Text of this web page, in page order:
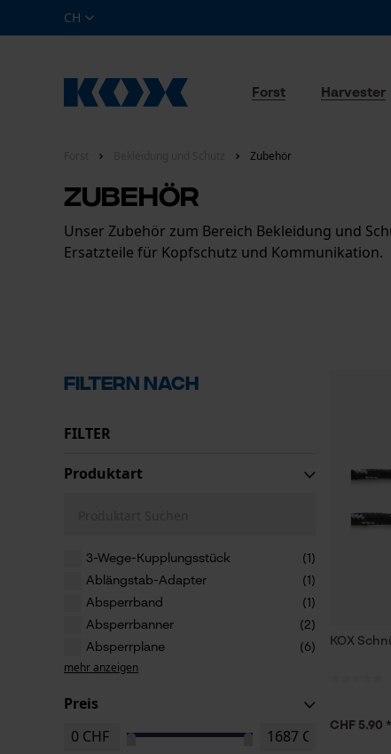
CH
Forst Harvester
Zubehör
Zubehör
Unser Zubehör zum Bereich Bekleidung und
Ersatzteile für Kopfschutz und Kommunikation.
Filtern nach
FILTER
Produktart
3-Wege-Kupplungsstück
(1)
Ablängstab-Adapter
(1)
Absperrband
(1)
Absperrbanner
(2)
Absperrplane
(6)
mehr anzeigen
Preis
KOX
CHF 5.90 *